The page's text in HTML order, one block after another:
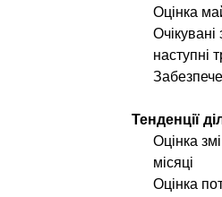
Оцінка
наступні
Тенденції
Оцінка
місяці
Оцінка